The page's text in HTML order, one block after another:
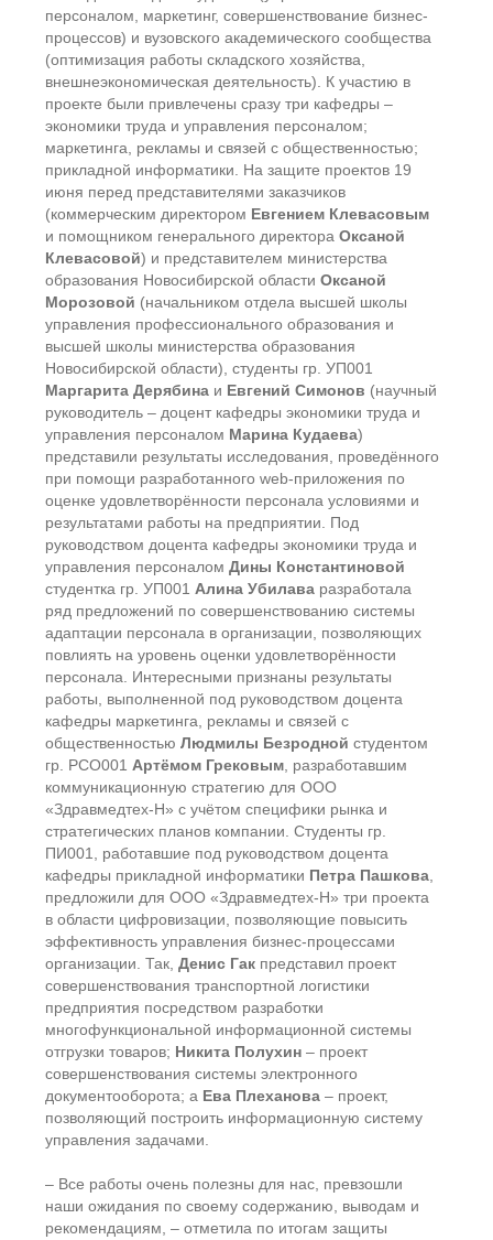
персоналом, маркетинг, совершенствование бизнес-
процессов) и вузовского академического сообщества
(оптимизация работы складского хозяйства,
внешнеэкономическая деятельность). К участию в
проекте были привлечены сразу три кафедры –
экономики труда и управления персоналом;
маркетинга, рекламы и связей с общественностью;
прикладной информатики. На защите проектов 19
июня перед представителями заказчиков
(коммерческим директором Евгением Клевасовым
и ⁠⁠помощником генерального директора Оксаной
Клевасовой) и представителем министерства
образования Новосибирской области Оксаной
Морозовой (начальником отдела высшей школы
управления профессионального образования и
высшей школы министерства образования
Новосибирской области), студенты гр. УП001
Маргарита Дерябина и Евгений Симонов (научный
руководитель – доцент кафедры экономики труда и
управления персоналом Марина Кудаева)
представили результаты исследования, проведённого
при помощи разработанного web-приложения по
оценке удовлетворённости персонала условиями и
результатами работы на предприятии. Под
руководством доцента кафедры экономики труда и
управления персоналом Дины Константиновой
студентка гр. УП001 Алина Убилава разработала
ряд предложений по совершенствованию системы
адаптации персонала в организации, позволяющих
повлиять на уровень оценки удовлетворённости
персонала. Интересными признаны результаты
работы, выполненной под руководством доцента
кафедры маркетинга, рекламы и связей с
общественностью Людмилы Безродной студентом
гр. РСО001 Артёмом Грековым , разработавшим
коммуникационную стратегию для ООО
«Здравмедтех-Н» с учётом специфики рынка и
стратегических планов компании. Студенты гр.
ПИ001, работавшие под руководством доцента
кафедры прикладной информатики Петра Пашкова
предложили для ООО «Здравмедтех-Н» три проекта
в области цифровизации, позволяющие повысить
эффективность управления бизнес-процессами
организации. Так, Денис Гак представил проект
совершенствования транспортной логистики
предприятия посредством разработки
многофункциональной информационной системы
отгрузки товаров; Никита Полухин – проект
совершенствования системы электронного
документооборота; а Ева Плеханова – проект,
позволяющий построить информационную систему
управления задачами.
– Все работы очень полезны для нас, превзошли
наши ожидания по своему содержанию, выводам и
рекомендациям, – отметила по итогам защиты